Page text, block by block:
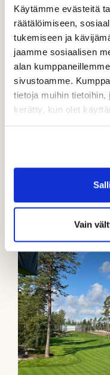
Käytämme evästeitä
räätälöimiseen,
tukemiseen ja
jaamme sosiaalisen
alan
sivustoamme.
tietoja muihin tietoihin,
kerätty, kun olet
Vain
Muista tilata Rockin
kuulumisissa.